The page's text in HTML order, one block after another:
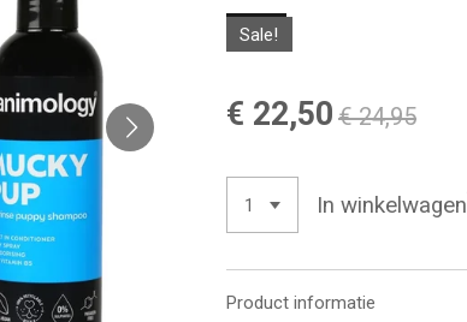
Sale!
€ 22,50 € 24,95
In winkelwagen
Product informatie